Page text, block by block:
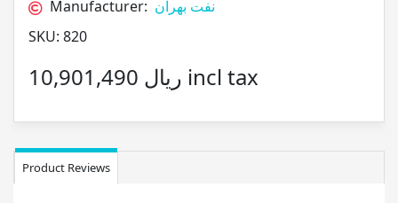
Manufacturer: نفت بهران
SKU: 820
10,901,490 ریال incl tax
Product Reviews